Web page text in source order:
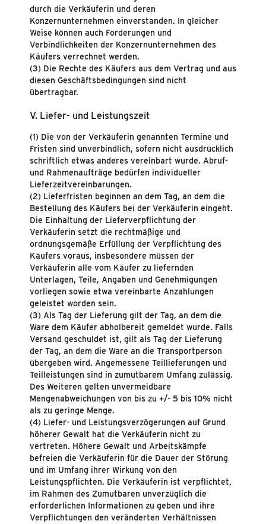
durch die Verkäuferin und deren
Konzernunternehmen einverstanden. In gleicher
Weise können auch Forderungen und
Verbindlichkeiten der Konzernunternehmen des
Käufers verrechnet werden.
(3) Die Rechte des Käufers aus dem Vertrag und aus
diesen Geschäftsbedingungen sind nicht
übertragbar.
V. Liefer- und Leistungszeit
(1) Die von der Verkäuferin genannten Termine und
Fristen sind unverbindlich, sofern nicht ausdrücklich
schriftlich etwas anderes vereinbart wurde. Abruf-
und Rahmenaufträge bedürfen individueller
Lieferzeitvereinbarungen.
(2) Lieferfristen beginnen an dem Tag, an dem die
Bestellung des Käufers bei der Verkäuferin eingeht.
Die Einhaltung der Lieferverpflichtung der
Verkäuferin setzt die rechtmäßige und
ordnungsgemäße Erfüllung der Verpflichtung des
Käufers voraus, insbesondere müssen der
Verkäuferin alle vom Käufer zu liefernden
Unterlagen, Teile, Angaben und Genehmigungen
vorliegen sowie etwa vereinbarte Anzahlungen
geleistet worden sein.
(3) Als Tag der Lieferung gilt der Tag, an dem die
Ware dem Käufer abholbereit gemeldet wurde. Falls
Versand geschuldet ist, gilt als Tag der Lieferung
der Tag, an dem die Ware an die Transportperson
übergeben wird. Angemessene Teillieferungen und
Teilleistungen sind in zumutbarem Umfang zulässig.
Des Weiteren gelten unvermeidbare
Mengenabweichungen von bis zu +/- 5 bis 10% nicht
als zu geringe Menge.
(4) Liefer- und Leistungsverzögerungen auf Grund
höherer Gewalt hat die Verkäuferin nicht zu
vertreten. Höhere Gewalt und Arbeitskämpfe
befreien die Verkäuferin für die Dauer der Störung
und im Umfang ihrer Wirkung von den
Leistungspflichten. Die Verkäuferin ist verpflichtet,
im Rahmen des Zumutbaren unverzüglich die
erforderlichen Informationen zu geben und ihre
Verpflichtungen den veränderten Verhältnissen